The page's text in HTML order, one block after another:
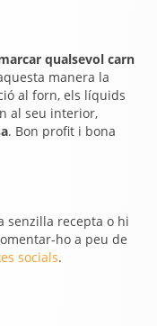
qualsevol carn
manera la
al forn, els líquids
al seu interior,
. Bon profit i bona
senzilla recepta o hi
ho a peu de
socials.